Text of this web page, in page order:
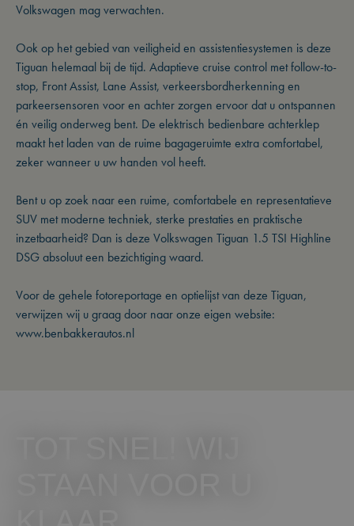
Volkswagen mag verwachten.
Ook op het gebied van veiligheid en assistentiesystemen is deze
Tiguan helemaal bij de tijd. Adaptieve cruise control met follow-to-
stop, Front Assist, Lane Assist, verkeersbordherkenning en
parkeersensoren voor en achter zorgen ervoor dat u ontspannen
én veilig onderweg bent. De elektrisch bedienbare achterklep
maakt het laden van de ruime bagageruimte extra comfortabel,
zeker wanneer u uw handen vol heeft.
Bent u op zoek naar een ruime, comfortabele en representatieve
SUV met moderne techniek, sterke prestaties en praktische
inzetbaarheid? Dan is deze Volkswagen Tiguan 1.5 TSI Highline
DSG absoluut een bezichtiging waard.
Voor de gehele fotoreportage en optielijst van deze Tiguan,
verwijzen wij u graag door naar onze eigen website:
www.benbakkerautos.nl